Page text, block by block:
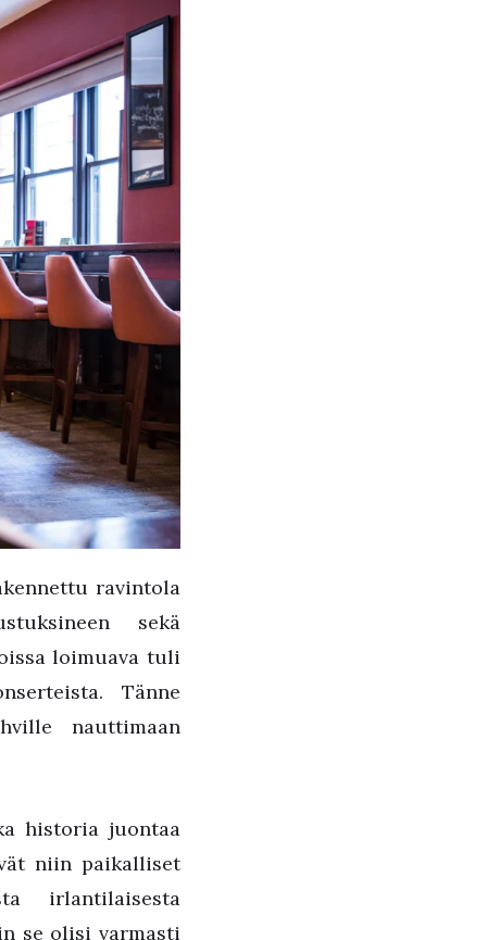
ravintola
sekä
loimuava tuli
Tänne
nauttimaan
historia juontaa
niin paikalliset
irlantilaisesta
se olisi varmasti